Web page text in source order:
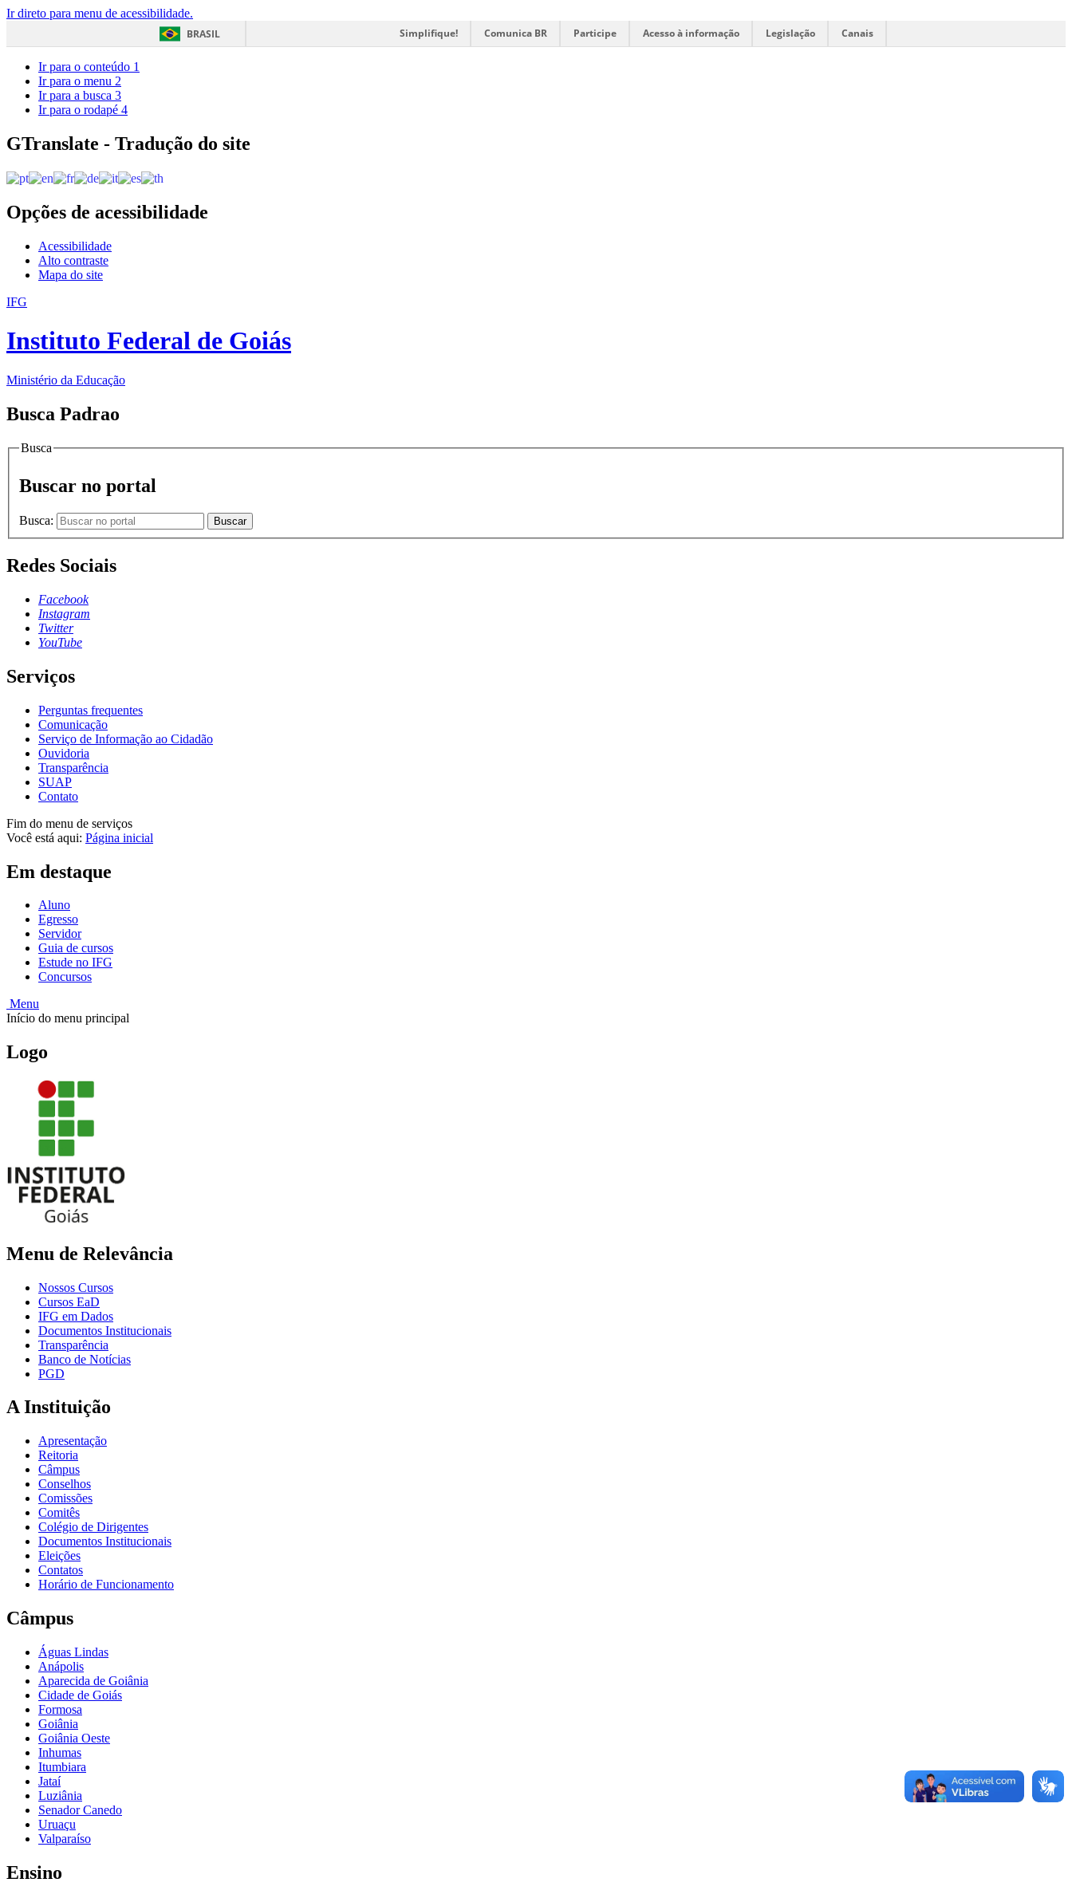
Ir direto para menu de acessibilidade.
BRASIL
Simplifique! Comunica BR Participe Acesso à informação Legislação Canais
Ir para o conteúdo 1
Ir para o menu 2
Ir para a busca 3
Ir para o rodapé 4
GTranslate - Tradução do site
Opções de acessibilidade
Acessibilidade
Alto contraste
Mapa do site
IFG
Instituto Federal de Goiás
Ministério da Educação
Busca Padrao
Busca
Buscar no portal
Busca: Buscar
Redes Sociais
Facebook
Instagram
Twitter
YouTube
Serviços
Perguntas frequentes
Comunicação
Serviço de Informação ao Cidadão
Ouvidoria
Transparência
SUAP
Contato
Fim do menu de serviços
Você está aqui: Página inicial
Em destaque
Aluno
Egresso
Servidor
Guia de cursos
Estude no IFG
Concursos
Menu
Início do menu principal
Logo
Menu de Relevância
Nossos Cursos
Cursos EaD
IFG em Dados
Documentos Institucionais
Transparência
Banco de Notícias
PGD
A Instituição
Apresentação
Reitoria
Câmpus
Conselhos
Comissões
Comitês
Colégio de Dirigentes
Documentos Institucionais
Eleições
Contatos
Horário de Funcionamento
Câmpus
Águas Lindas
Anápolis
Aparecida de Goiânia
Cidade de Goiás
Formosa
Goiânia
Goiânia Oeste
Inhumas
Itumbiara
Jataí
Luziânia
Senador Canedo
Uruaçu
Valparaíso
Ensino